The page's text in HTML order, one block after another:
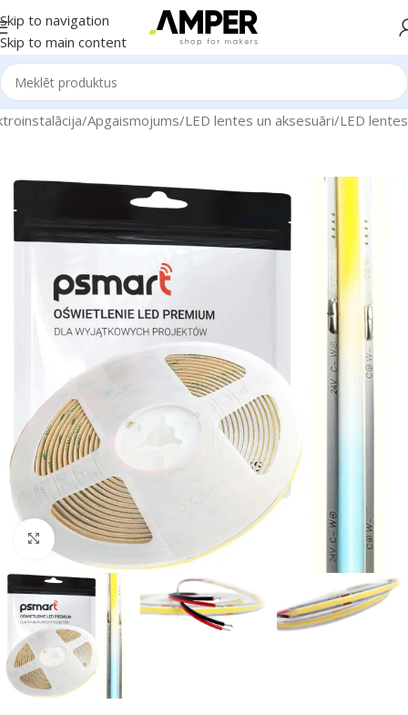
Skip to navigation
Skip to main content
/Apgaismojums/LED lentes un aksesuāri/LED lentes
Noklikšķiniet, lai palielinātu